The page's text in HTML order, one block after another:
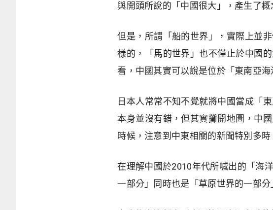
與開頭所說的「中國很大」，產生了概
但是，所謂「船的世界」，實際上並
樣的，「馬的世界」也不僅止於中國
看，中國其實可以說是位於「東南亞
日本人常常不知不覺就將中國當成「
本身並沒有錯，但其實攤開地圖，中
時候，注意到中東相關的新聞特別多
在理解中國於2010年代所喊出的「海
一部分」同時也是「草原世界的一部分